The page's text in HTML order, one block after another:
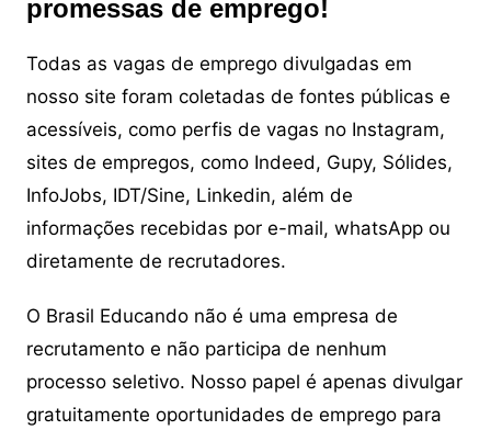
promessas de emprego!
Todas as vagas de emprego divulgadas em
nosso site foram coletadas de fontes públicas e
acessíveis, como perfis de vagas no Instagram,
sites de empregos, como Indeed, Gupy, Sólides,
InfoJobs, IDT/Sine, Linkedin, além de
informações recebidas por e-mail, whatsApp ou
diretamente de recrutadores.
O Brasil Educando não é uma empresa de
recrutamento e não participa de nenhum
processo seletivo. Nosso papel é apenas divulgar
gratuitamente oportunidades de emprego para